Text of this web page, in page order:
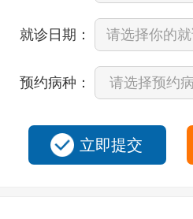
就诊日期：
预约病种：
立即提交